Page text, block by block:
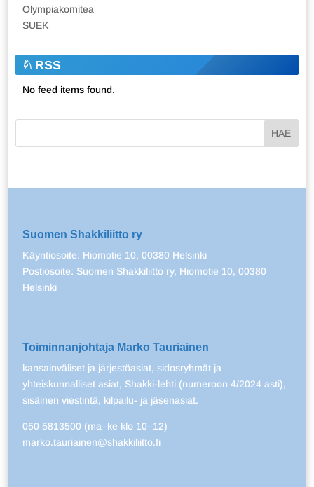
Olympiakomitea
SUEK
RSS
No feed items found.
Suomen Shakkiliitto ry
Käyntiosoite: Hiomotie 10, 00380 Helsinki
Postiosoite: Suomen Shakkiliitto ry, Hiomotie 10, 00380
Helsinki
Toiminnanjohtaja Marko Tauriainen
kansainväliset ja järjestöasiat, sidosryhmät ja
yhteiskunnalliset asiat, Shakki-lehti (numeroon 4/2024 asti),
sisäinen viestintä, kilpailu- ja jäsenasiat.
050 5813500 (ma–ke klo 10–12)
marko.tauriainen@shakkiliitto.fi